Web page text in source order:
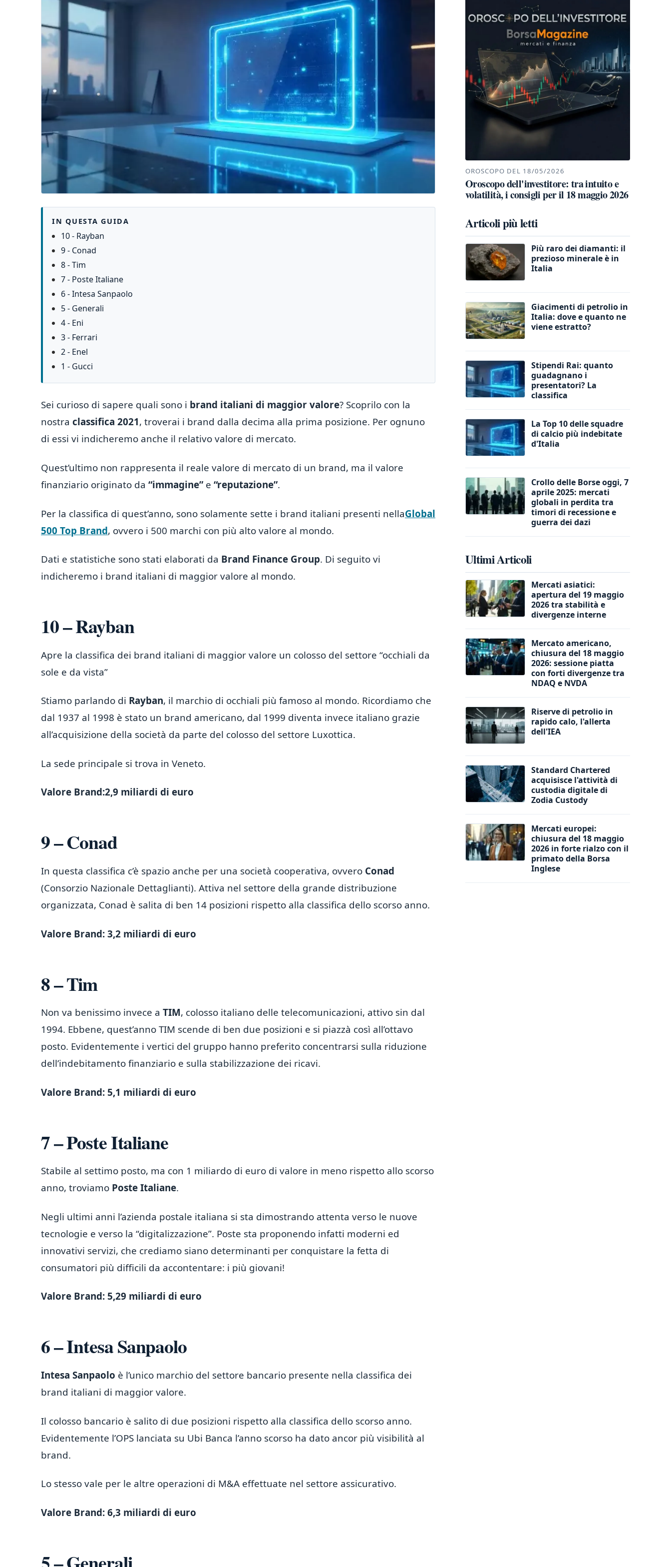
IN QUESTA GUIDA
10 - Rayban
9 - Conad
8 - Tim
7 - Poste Italiane
6 - Intesa Sanpaolo
5 - Generali
4 - Eni
3 - Ferrari
2 - Enel
1 - Gucci
Sei curioso di sapere quali sono i brand italiani di maggior valore? Scoprilo con la
nostra classifica 2021, troverai i brand dalla decima alla prima posizione. Per ognuno
di essi vi indicheremo anche il relativo valore di mercato.
Quest’ultimo non rappresenta il reale valore di mercato di un brand, ma il valore
finanziario originato da “immagine” e “reputazione”.
Per la classifica di quest’anno, sono solamente sette i brand italiani presenti nellaGlobal
500 Top Brand, ovvero i 500 marchi con più alto valore al mondo.
Dati e statistiche sono stati elaborati da Brand Finance Group. Di seguito vi
indicheremo i brand italiani di maggior valore al mondo.
10 – Rayban
Apre la classifica dei brand italiani di maggior valore un colosso del settore “occhiali da
sole e da vista”
Stiamo parlando di Rayban, il marchio di occhiali più famoso al mondo. Ricordiamo che
dal 1937 al 1998 è stato un brand americano, dal 1999 diventa invece italiano grazie
all’acquisizione della società da parte del colosso del settore Luxottica.
La sede principale si trova in Veneto.
Valore Brand:2,9 miliardi di euro
9 – Conad
In questa classifica c’è spazio anche per una società cooperativa, ovvero Conad
(Consorzio Nazionale Dettaglianti). Attiva nel settore della grande distribuzione
organizzata, Conad è salita di ben 14 posizioni rispetto alla classifica dello scorso anno.
Valore Brand: 3,2 miliardi di euro
8 – Tim
Non va benissimo invece a TIM, colosso italiano delle telecomunicazioni, attivo sin dal
1994. Ebbene, quest’anno TIM scende di ben due posizioni e si piazzà così all’ottavo
posto. Evidentemente i vertici del gruppo hanno preferito concentrarsi sulla riduzione
dell’indebitamento finanziario e sulla stabilizzazione dei ricavi.
Valore Brand: 5,1 miliardi di euro
7 – Poste Italiane
Stabile al settimo posto, ma con 1 miliardo di euro di valore in meno rispetto allo scorso
anno, troviamo Poste Italiane.
Negli ultimi anni l’azienda postale italiana si sta dimostrando attenta verso le nuove
tecnologie e verso la “digitalizzazione”. Poste sta proponendo infatti moderni ed
innovativi servizi, che crediamo siano determinanti per conquistare la fetta di
consumatori più difficili da accontentare: i più giovani!
Valore Brand: 5,29 miliardi di euro
6 – Intesa Sanpaolo
Intesa Sanpaolo è l’unico marchio del settore bancario presente nella classifica dei
brand italiani di maggior valore.
Il colosso bancario è salito di due posizioni rispetto alla classifica dello scorso anno.
Evidentemente l’OPS lanciata su Ubi Banca l’anno scorso ha dato ancor più visibilità al
brand.
Lo stesso vale per le altre operazioni di M&A effettuate nel settore assicurativo.
Valore Brand: 6,3 miliardi di euro
OROSCOPO DEL 18/05/2026
Oroscopo dell'investitore: tra intuito e
volatilità, i consigli per il 18 maggio 2026
Articoli più letti
Più raro dei diamanti: il
prezioso minerale è in
Italia
Giacimenti di petrolio in
Italia: dove e quanto ne
viene estratto?
Stipendi Rai: quanto
guadagnano i
presentatori? La
classifica
La Top 10 delle squadre
di calcio più indebitate
d'Italia
Crollo delle Borse oggi, 7
aprile 2025: mercati
globali in perdita tra
timori di recessione e
guerra dei dazi
Ultimi Articoli
Mercati asiatici:
apertura del 19 maggio
2026 tra stabilità e
divergenze interne
Mercato americano,
chiusura del 18 maggio
2026: sessione piatta
con forti divergenze tra
NDAQ e NVDA
Riserve di petrolio in
rapido calo, l'allerta
dell'IEA
Standard Chartered
acquisisce l'attività di
custodia digitale di
Zodia Custody
Mercati europei:
chiusura del 18 maggio
2026 in forte rialzo con il
primato della Borsa
Inglese